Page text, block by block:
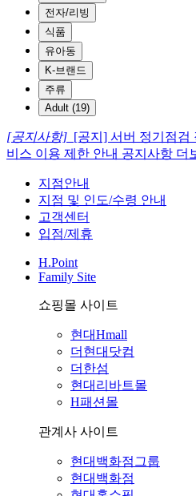
전자/리빙
식품
유아동
K-브랜드
주류
Adult (19)
[공지사항] [공지] 서버 정기점검
비스 이용 제한 안내 공지사항 더
지점안내
지점 및 인도/수령 안내
고객센터
입점/제휴
H.Point
Family Site
쇼핑몰 사이트
현대Hmall
더현대닷컴
더한섬
현대리바트몰
H패션몰
관계사 사이트
현대백화점그룹
현대백화점